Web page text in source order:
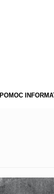
POMOC